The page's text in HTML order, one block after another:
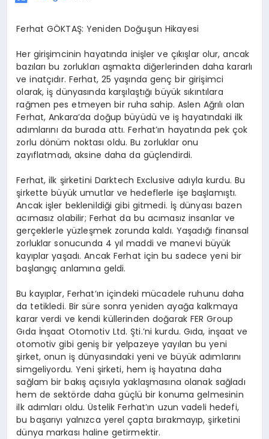
Ferhat GÖKTAŞ: Yeniden Doğuşun Hikayesi
Her girişimcinin hayatında inişler ve çıkışlar olur, ancak
bazıları bu zorlukları aşmakta diğerlerinden daha kararlı
ve inatçıdır. Ferhat, 25 yaşında genç bir girişimci
olarak, iş dünyasında karşılaştığı büyük sıkıntılara
rağmen pes etmeyen bir ruha sahip. Aslen Ağrılı olan
Ferhat, Ankara’da doğup büyüdü ve iş hayatındaki ilk
adımlarını da burada attı. Ferhat’ın hayatında pek çok
zorlu dönüm noktası oldu. Bu zorluklar onu
zayıflatmadı, aksine daha da güçlendirdi.
Ferhat, ilk şirketini Darktech Exclusive adıyla kurdu. Bu
şirkette büyük umutlar ve hedeflerle işe başlamıştı.
Ancak işler beklenildiği gibi gitmedi. İş dünyası bazen
acımasız olabilir; Ferhat da bu acımasız insanlar ve
gerçeklerle yüzleşmek zorunda kaldı. Yaşadığı finansal
zorluklar sonucunda 4 yıl maddi ve manevi büyük
kayıplar yaşadı. Ancak Ferhat için bu sadece yeni bir
başlangıç anlamına geldi.
Bu kayıplar, Ferhat’ın içindeki mücadele ruhunu daha
da tetikledi. Bir süre sonra yeniden ayağa kalkmaya
karar verdi ve kendi küllerinden doğarak FER Group
Gıda İnşaat Otomotiv Ltd. Şti.’ni kurdu. Gıda, inşaat ve
otomotiv gibi geniş bir yelpazeye yayılan bu yeni
şirket, onun iş dünyasındaki yeni ve büyük adımlarını
simgeliyordu. Yeni şirketi, hem iş hayatına daha
sağlam bir bakış açısıyla yaklaşmasına olanak sağladı
hem de sektörde daha güçlü bir konuma gelmesinin
ilk adımları oldu. Üstelik Ferhat’ın uzun vadeli hedefi,
bu başarıyı yalnızca yerel çapta bırakmayıp, şirketini
dünya markası haline getirmektir.